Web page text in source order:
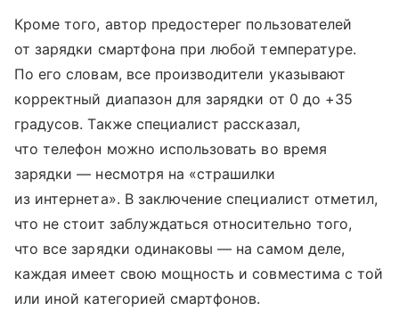
Кроме того, автор предостерег пользователей
от зарядки смартфона при любой температуре.
По его словам, все производители указывают
корректный диапазон для зарядки от 0 до +35
градусов. Также специалист рассказал,
что телефон можно использовать во время
зарядки — несмотря на «страшилки
из интернета». В заключение специалист отметил,
что не стоит заблуждаться относительно того,
что все зарядки одинаковы — на самом деле,
каждая имеет свою мощность и совместима с той
или иной категорией смартфонов.